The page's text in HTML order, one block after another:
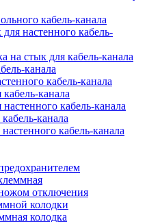
кабель-канала
настенного кабель-
на стык для кабель-канала
канала
кабель-канала
канала
кабель-канала
канала
кабель-канала
отключения
колодки
колодка